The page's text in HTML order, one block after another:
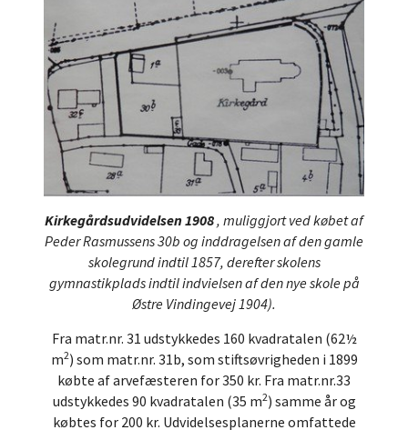
Kirkegårdsudvidelsen 1908, muliggjort ved købet af
Peder Rasmussens 30b og inddragelsen af den gamle
skolegrund indtil 1857, derefter skolens
gymnastikplads indtil indvielsen af den nye skole på
Østre Vindingevej 1904).
Fra matr.nr. 31 udstykkedes 160 kvadratalen (62½
m2) som matr.nr. 31b, som stiftsøvrigheden i 1899
købte af arvefæsteren for 350 kr. Fra matr.nr.33
udstykkedes 90 kvadratalen (35 m2) samme år og
købtes for 200 kr. Udvidelsesplanerne omfattede